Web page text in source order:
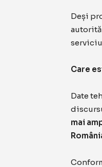
Deși
Care
Date
mai